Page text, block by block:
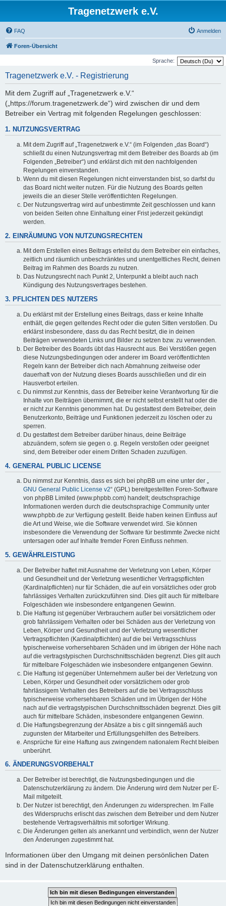
Tragenetzwerk e.V.
FAQ Anmelden
Foren-Übersicht
Sprache:
Tragenetzwerk e.V. - Registrierung
Mit dem Zugriff auf „Tragenetzwerk e.V.“
(„https://forum.tragenetzwerk.de“) wird zwischen dir und dem
Betreiber ein Vertrag mit folgenden Regelungen geschlossen:
1. NUTZUNGSVERTRAG
Mit dem Zugriff auf „Tragenetzwerk e.V.“ (im Folgenden „das Board“)
schließt du einen Nutzungsvertrag mit dem Betreiber des Boards ab (im
Folgenden „Betreiber“) und erklärst dich mit den nachfolgenden
Regelungen einverstanden.
Wenn du mit diesen Regelungen nicht einverstanden bist, so darfst du
das Board nicht weiter nutzen. Für die Nutzung des Boards gelten
jeweils die an dieser Stelle veröffentlichten Regelungen.
Der Nutzungsvertrag wird auf unbestimmte Zeit geschlossen und kann
von beiden Seiten ohne Einhaltung einer Frist jederzeit gekündigt
werden.
2. EINRÄUMUNG VON NUTZUNGSRECHTEN
Mit dem Erstellen eines Beitrags erteilst du dem Betreiber ein einfaches,
zeitlich und räumlich unbeschränktes und unentgeltliches Recht, deinen
Beitrag im Rahmen des Boards zu nutzen.
Das Nutzungsrecht nach Punkt 2, Unterpunkt a bleibt auch nach
Kündigung des Nutzungsvertrages bestehen.
3. PFLICHTEN DES NUTZERS
Du erklärst mit der Erstellung eines Beitrags, dass er keine Inhalte
enthält, die gegen geltendes Recht oder die guten Sitten verstoßen. Du
erklärst insbesondere, dass du das Recht besitzt, die in deinen
Beiträgen verwendeten Links und Bilder zu setzen bzw. zu verwenden.
Der Betreiber des Boards übt das Hausrecht aus. Bei Verstößen gegen
diese Nutzungsbedingungen oder anderer im Board veröffentlichten
Regeln kann der Betreiber dich nach Abmahnung zeitweise oder
dauerhaft von der Nutzung dieses Boards ausschließen und dir ein
Hausverbot erteilen.
Du nimmst zur Kenntnis, dass der Betreiber keine Verantwortung für die
Inhalte von Beiträgen übernimmt, die er nicht selbst erstellt hat oder die
er nicht zur Kenntnis genommen hat. Du gestattest dem Betreiber, dein
Benutzerkonto, Beiträge und Funktionen jederzeit zu löschen oder zu
sperren.
Du gestattest dem Betreiber darüber hinaus, deine Beiträge
abzuändern, sofern sie gegen o. g. Regeln verstoßen oder geeignet
sind, dem Betreiber oder einem Dritten Schaden zuzufügen.
4. GENERAL PUBLIC LICENSE
Du nimmst zur Kenntnis, dass es sich bei phpBB um eine unter der „
GNU General Public License v2“ (GPL) bereitgestellten Foren-Software
von phpBB Limited (www.phpbb.com) handelt; deutschsprachige
Informationen werden durch die deutschsprachige Community unter
www.phpbb.de zur Verfügung gestellt. Beide haben keinen Einfluss auf
die Art und Weise, wie die Software verwendet wird. Sie können
insbesondere die Verwendung der Software für bestimmte Zwecke nicht
untersagen oder auf Inhalte fremder Foren Einfluss nehmen.
5. GEWÄHRLEISTUNG
Der Betreiber haftet mit Ausnahme der Verletzung von Leben, Körper
und Gesundheit und der Verletzung wesentlicher Vertragspflichten
(Kardinalpflichten) nur für Schäden, die auf ein vorsätzliches oder grob
fahrlässiges Verhalten zurückzuführen sind. Dies gilt auch für mittelbare
Folgeschäden wie insbesondere entgangenen Gewinn.
Die Haftung ist gegenüber Verbrauchern außer bei vorsätzlichem oder
grob fahrlässigem Verhalten oder bei Schäden aus der Verletzung von
Leben, Körper und Gesundheit und der Verletzung wesentlicher
Vertragspflichten (Kardinalpflichten) auf die bei Vertragsschluss
typischerweise vorhersehbaren Schäden und im übrigen der Höhe nach
auf die vertragstypischen Durchschnittsschäden begrenzt. Dies gilt auch
für mittelbare Folgeschäden wie insbesondere entgangenen Gewinn.
Die Haftung ist gegenüber Unternehmern außer bei der Verletzung von
Leben, Körper und Gesundheit oder vorsätzlichem oder grob
fahrlässigem Verhalten des Betreibers auf die bei Vertragsschluss
typischerweise vorhersehbaren Schäden und im Übrigen der Höhe
nach auf die vertragstypischen Durchschnittsschäden begrenzt. Dies gilt
auch für mittelbare Schäden, insbesondere entgangenen Gewinn.
Die Haftungsbegrenzung der Absätze a bis c gilt sinngemäß auch
zugunsten der Mitarbeiter und Erfüllungsgehilfen des Betreibers.
Ansprüche für eine Haftung aus zwingendem nationalem Recht bleiben
unberührt.
6. ÄNDERUNGSVORBEHALT
Der Betreiber ist berechtigt, die Nutzungsbedingungen und die
Datenschutzerklärung zu ändern. Die Änderung wird dem Nutzer per E-
Mail mitgeteilt.
Der Nutzer ist berechtigt, den Änderungen zu widersprechen. Im Falle
des Widerspruchs erlischt das zwischen dem Betreiber und dem Nutzer
bestehende Vertragsverhältnis mit sofortiger Wirkung.
Die Änderungen gelten als anerkannt und verbindlich, wenn der Nutzer
den Änderungen zugestimmt hat.
Informationen über den Umgang mit deinen persönlichen Daten
sind in der Datenschutzerklärung enthalten.